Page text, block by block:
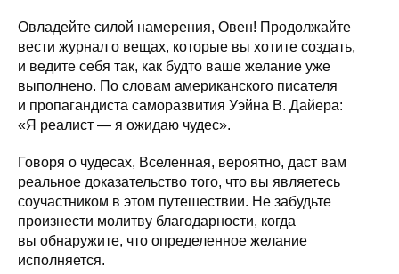
Овладейте силой намерения, Овен! Продолжайте
вести журнал о вещах, которые вы хотите создать,
и ведите себя так, как будто ваше желание уже
выполнено. По словам американского писателя
и пропагандиста саморазвития Уэйна В. Дайера:
«Я реалист — я ожидаю чудес».
Говоря о чудесах, Вселенная, вероятно, даст вам
реальное доказательство того, что вы являетесь
соучастником в этом путешествии. Не забудьте
произнести молитву благодарности, когда
вы обнаружите, что определенное желание
исполняется.